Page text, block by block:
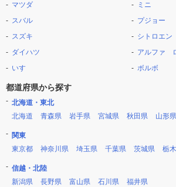
マツダ
スバル
スズキ
ダイハツ
いすゞ
ミニ
プジョー
シトロエン
アルファ
ボルボ
都道府県から探す
北海道・東北
北海道
青森県 岩手県 宮城県 秋田県 山形県
関東
東京都
神奈川県 埼玉県 千葉県 茨城県 栃
信越・北陸
新潟県
長野県 富山県 石川県 福井県